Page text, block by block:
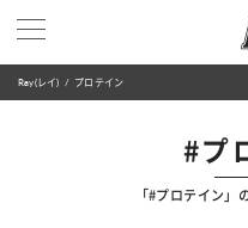
Ray(レイ) プロテイン
#プ
「#プロテイン」